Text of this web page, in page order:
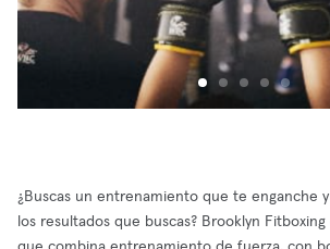
¿Buscas un entrenamiento que te enganche
los resultados que buscas? Brooklyn